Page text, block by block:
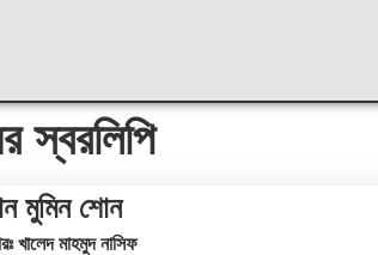
স্বরলিপি
মুমিন শোন
খালেদ মাহমুদ নাসিফ